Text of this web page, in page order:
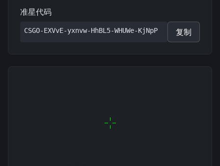
准星代码
CSGO-EXVvE-yxnvw-HhBL5-WHUWe-KjNpP 复制